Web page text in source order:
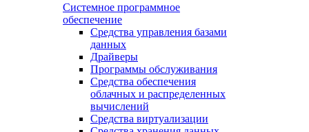
Системное программное
обеспечение
Средства управления базами
данных
Драйверы
Программы обслуживания
Средства обеспечения
облачных и распределенных
вычислений
Средства виртуализации